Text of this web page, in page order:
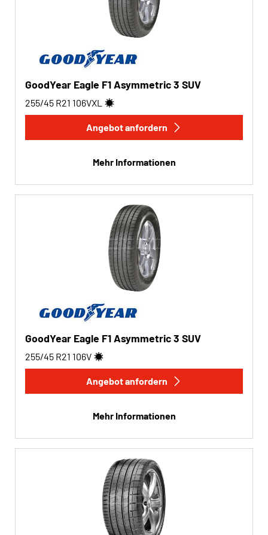
GoodYear Eagle F1 Asymmetric 3 SUV
255/45 R21 106VXL
Angebot anfordern
Mehr Informationen
GoodYear Eagle F1 Asymmetric 3 SUV
255/45 R21 106V
Angebot anfordern
Mehr Informationen